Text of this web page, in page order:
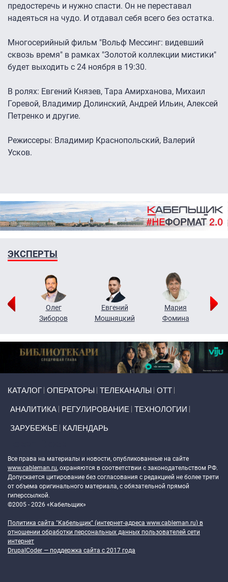
предостеречь и нужно спасти. Он не переставал
надеяться на чудо. И отдавал себя всего без остатка.
Многосерийный фильм "Вольф Мессинг: видевший
сквозь время" в рамках "Золотой коллекции мистики"
будет выходить с 24 ноября в 19:30.
В ролях: Евгений Князев, Тара Амирханова, Михаил
Горевой, Владимир Долинский, Андрей Ильин, Алексей
Петренко и другие.
Режиссеры: Владимир Краснопольский, Валерий
Усков.
ЭКСПЕРТЫ
Олег
Зиборов
Евгений
Мошняцкий
Мария
Фомина
КАТАЛОГ ОПЕРАТОРЫ ТЕЛЕКАНАЛЫ ОТТ
АНАЛИТИКА РЕГУЛИРОВАНИЕ ТЕХНОЛОГИИ
ЗАРУБЕЖЬЕ КАЛЕНДАРЬ
Все права на материалы и новости, опубликованные на сайте
www.cableman.ru, охраняются в соответствии с законодательством РФ.
Допускается цитирование без согласования с редакцией не более трети
от объема оригинального материала, с обязательной прямой
гиперссылкой.
©2005 - 2026 «Кабельщик»
Политика сайта "Кабельщик" (интернет-адреса www.cableman.ru) в
отношении обработки персональных данных пользователей сети
интернет
DrupalCoder — поддержка сайта c 2017 года